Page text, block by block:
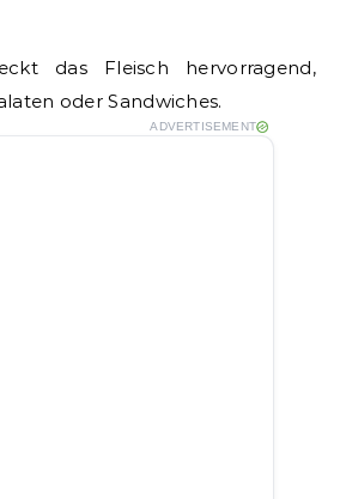
das Fleisch hervorragend,
oder Sandwiches.
ADVERTISEMENT